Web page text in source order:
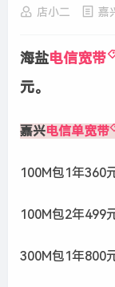
店小二 嘉
海盐电信宽带
元。
嘉兴电信单宽带
100M包1年360
100M包2年499
300M包1年800